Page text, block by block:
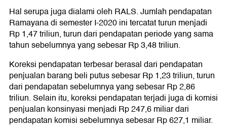
Hal serupa juga dialami oleh RALS. Jumlah pendapatan
Ramayana di semester I-2020 ini tercatat turun menjadi
Rp 1,47 triliun, turun dari pendapatan periode yang sama
tahun sebelumnya yang sebesar Rp 3,48 triliun.
Koreksi pendapatan terbesar berasal dari pendapatan
penjualan barang beli putus sebesar Rp 1,23 triliun, turun
dari pendapatan sebelumnya yang sebesar Rp 2,86
triliun. Selain itu, koreksi pendapatan terjadi juga di komisi
penjualan konsinyasi menjadi Rp 247,6 miliar dari
pendapatan komisi sebelumnya sebesar Rp 627,1 miliar.